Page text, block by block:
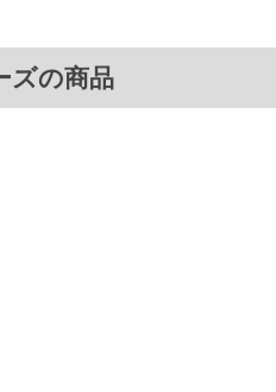
にご連絡ください。
品交換不可とさせて頂いております。予め
無料対象商品は1本につき税込6,000円以
（500円+税）となります。）
合がございます。
ズの商品